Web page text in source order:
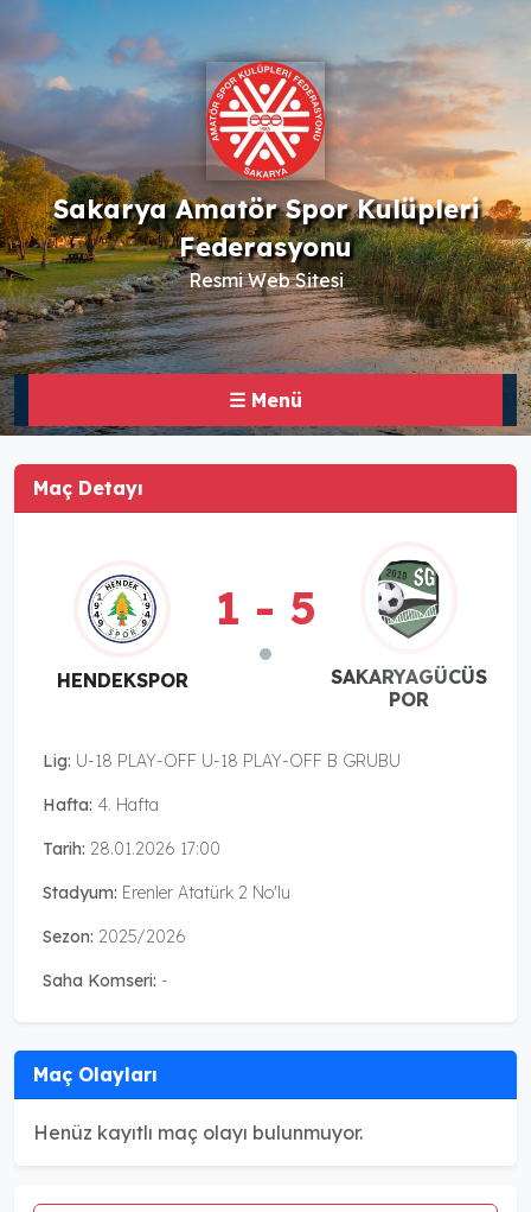
Sakarya Amatör Spor Kulüpleri
Federasyonu
Resmi Web Sitesi
☰ Menü
Maç Detayı
HENDEKSPOR
1 - 5
SAKARYAGÜCÜS
POR
Lig: U-18 PLAY-OFF U-18 PLAY-OFF B GRUBU
Hafta: 4. Hafta
Tarih: 28.01.2026 17:00
Stadyum: Erenler Atatürk 2 No'lu
Sezon: 2025/2026
Saha Komseri: -
Maç Olayları
Henüz kayıtlı maç olayı bulunmuyor.